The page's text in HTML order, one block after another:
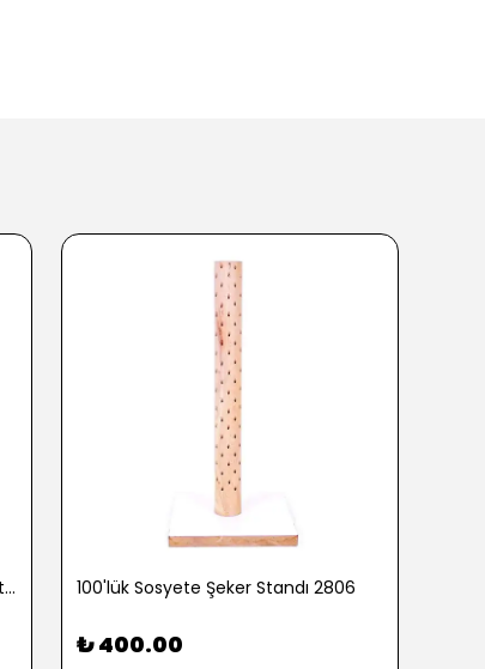
100 gr. Baharatlı Patlamış Mısır Çeşitleri - 2762-3 100'lük Sosyete Şeker Standı 2806
₺ 400.00